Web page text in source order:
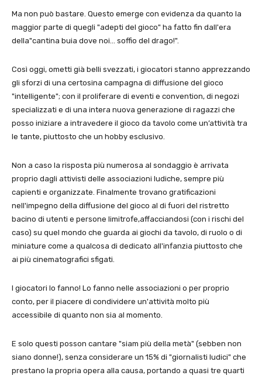
Ma non può bastare. Questo emerge con evidenza da quanto la
maggior parte di quegli "adepti del gioco" ha fatto fin dall'era
della"cantina buia dove noi… soffio del drago!".
Così oggi, ometti già belli svezzati, i giocatori stanno apprezzando
gli sforzi di una certosina campagna di diffusione del gioco
"intelligente"; con il proliferare di eventi e convention, di negozi
specializzati e di una intera nuova generazione di ragazzi che
posso iniziare a intravedere il gioco da tavolo come un’attività tra
le tante, piuttosto che un hobby esclusivo.
Non a caso la risposta più numerosa al sondaggio è arrivata
proprio dagli attivisti delle associazioni ludiche, sempre più
capienti e organizzate. Finalmente trovano gratificazioni
nell'impegno della diffusione del gioco al di fuori del ristretto
bacino di utenti e persone limitrofe,affacciandosi (con i rischi del
caso) su quel mondo che guarda ai giochi da tavolo, di ruolo o di
miniature come a qualcosa di dedicato all'infanzia piuttosto che
ai più cinematografici sfigati.
I giocatori lo fanno! Lo fanno nelle associazioni o per proprio
conto, per il piacere di condividere un'attività molto più
accessibile di quanto non sia al momento.
E solo questi posson cantare "siam più della metà" (sebben non
siano donne!), senza considerare un 15% di "giornalisti ludici" che
prestano la propria opera alla causa, portando a quasi tre quarti